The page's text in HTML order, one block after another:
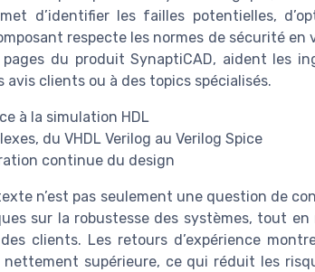
d’identifier les failles potentielles,
respecte les normes de sécurité en
du produit SynaptiCAD, aident les
clients ou à des topics spécialisés.
à la simulation HDL
du VHDL Verilog au Verilog Spice
continue du design
n’est pas seulement une question de
sur la robustesse des systèmes, tout
clients. Les retours d’expérience
supérieure, ce qui réduit les